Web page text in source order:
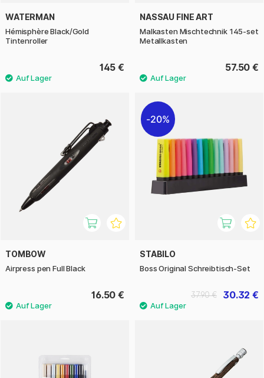
WATERMAN
Hémisphère Black/Gold
Tintenroller
145 €
NASSAU FINE ART
Malkasten Mischtechnik 145-set
Metallkasten
57.50 €
TOMBOW
Airpress pen Full Black
16.50 €
20%
STABILO
Boss Original Schreibtisch-Set
30.32 €
37.90 €